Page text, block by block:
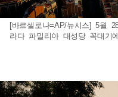
[바르셀로나=AP/뉴시스] 5월
라다 파밀리아 대성당 꼭대기